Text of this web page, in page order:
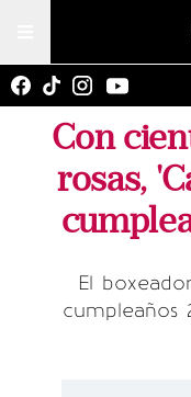
Con
rosas,
El
cumpleaños